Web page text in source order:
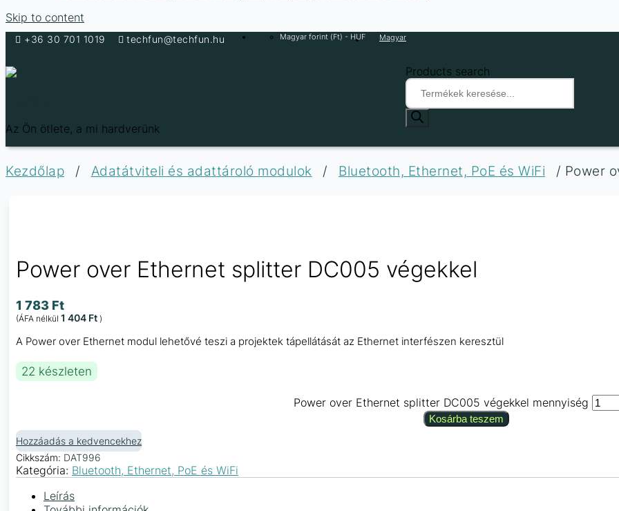
Skip to content
+36 30 701 1019 techfun@techfun.hu Magyar forint (Ft) - HUF Magyar
Az Ön ötlete, a mi hardverünk
Products search
Kezdőlap / Adatátviteli és adattároló modulok / Bluetooth, Ethernet, PoE és WiFi / Power
Power over Ethernet splitter DC005 végekkel
1 783 Ft
(ÁFA nélkül 1 404 Ft )
A Power over Ethernet modul lehetővé teszi a projektek tápellátását az Ethernet interfészen keresztül
22 készleten
Power over Ethernet splitter DC005 végekkel mennyiség
Kosárba teszem
Hozzáadás a kedvencekhez
Cikkszám: DAT996
Kategória: Bluetooth, Ethernet, PoE és WiFi
Leírás